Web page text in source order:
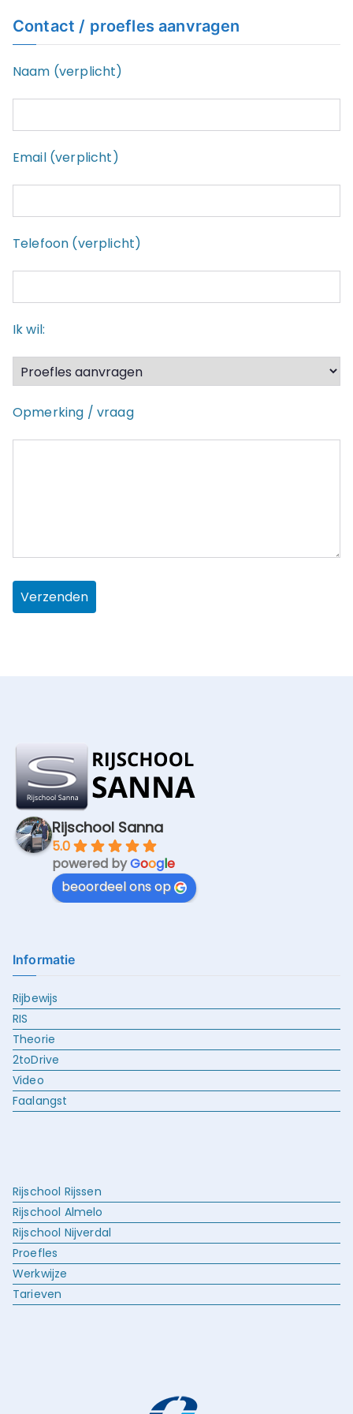
Contact / proefles aanvragen
Naam (verplicht)
Email (verplicht)
Telefoon (verplicht)
Ik wil:
Opmerking / vraag
Rijschool Sanna
5.0
powered byGoogle
beoordeel ons op
Informatie
Rijbewijs
RIS
Theorie
2toDrive
Video
Faalangst
Rijschool Rijssen
Rijschool Almelo
Rijschool Nijverdal
Proefles
Werkwijze
Tarieven